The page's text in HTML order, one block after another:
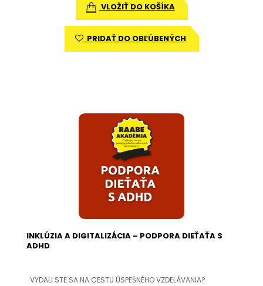
VLOŽIŤ DO KOŠÍKA
PRIDAŤ DO OBĽÚBENÝCH
INKLÚZIA A DIGITALIZÁCIA – PODPORA DIEŤAŤA S
ADHD
VYDALI STE SA NA CESTU ÚSPEŠNÉHO VZDELÁVANIA?